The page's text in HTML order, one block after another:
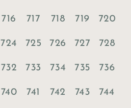
716 717 718 719 720
724 725 726 727 728
732 733 734 735 736
740 741 742 743 744